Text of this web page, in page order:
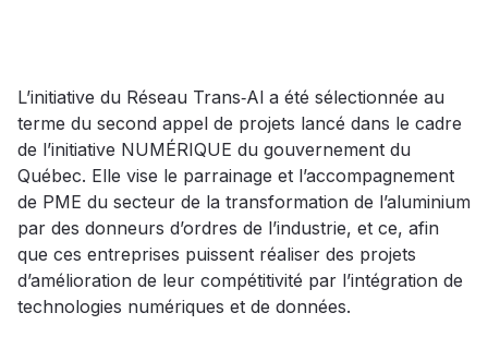
L’initiative du Réseau Trans‑Al a été sélectionnée au
terme du second appel de projets lancé dans le cadre
de l’initiative NUMÉRIQUE du gouvernement du
Québec. Elle vise le parrainage et l’accompagnement
de PME du secteur de la transformation de l’aluminium
par des donneurs d’ordres de l’industrie, et ce, afin
que ces entreprises puissent réaliser des projets
d’amélioration de leur compétitivité par l’intégration de
technologies numériques et de données.